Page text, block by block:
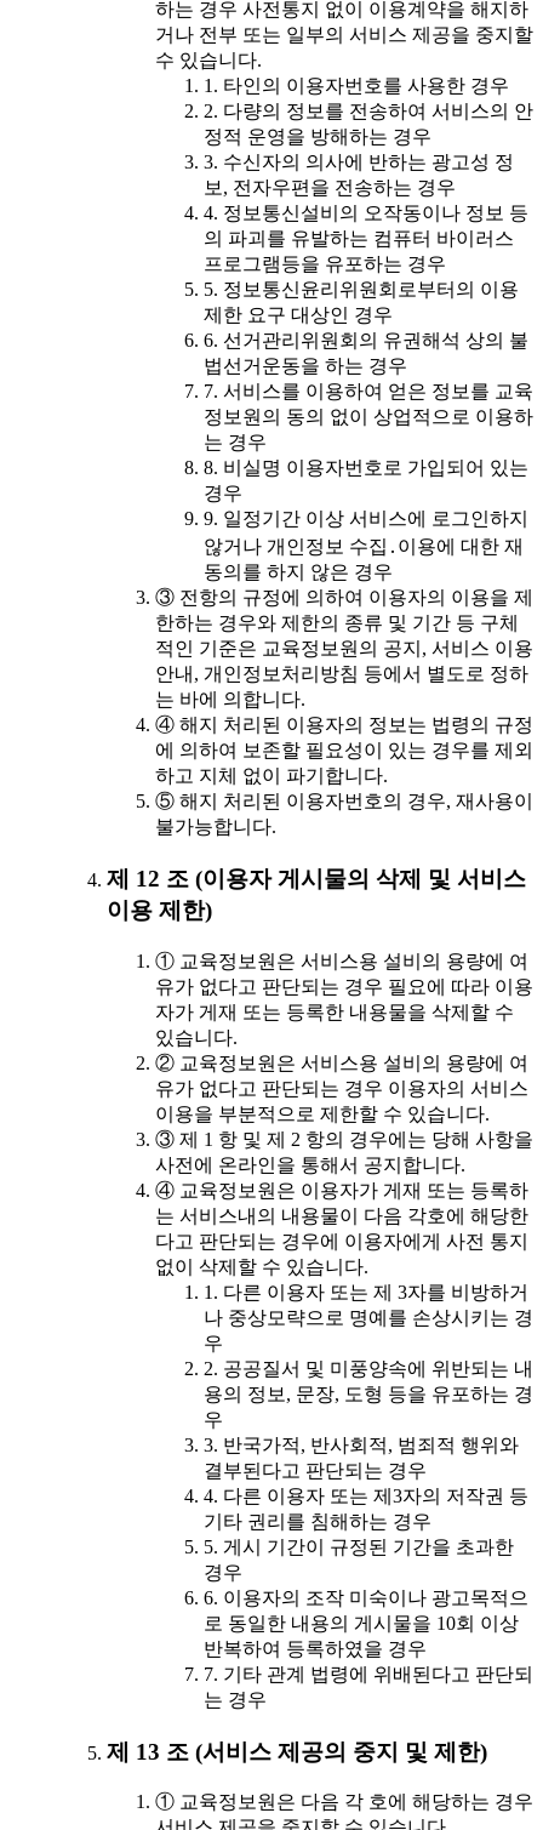
하는 경우 사전통지 없이 이용계약을 해지하
거나 전부 또는 일부의 서비스 제공을 중지할
수 있습니다.
1. 타인의 이용자번호를 사용한 경우
2. 다량의 정보를 전송하여 서비스의 안
정적 운영을 방해하는 경우
3. 수신자의 의사에 반하는 광고성 정
보, 전자우편을 전송하는 경우
4. 정보통신설비의 오작동이나 정보 등
의 파괴를 유발하는 컴퓨터 바이러스
프로그램등을 유포하는 경우
5. 정보통신윤리위원회로부터의 이용
제한 요구 대상인 경우
6. 선거관리위원회의 유권해석 상의 불
법선거운동을 하는 경우
7. 서비스를 이용하여 얻은 정보를 교육
정보원의 동의 없이 상업적으로 이용하
는 경우
8. 비실명 이용자번호로 가입되어 있는
경우
9. 일정기간 이상 서비스에 로그인하지
않거나 개인정보 수집․이용에 대한 재
동의를 하지 않은 경우
③ 전항의 규정에 의하여 이용자의 이용을 제
한하는 경우와 제한의 종류 및 기간 등 구체
적인 기준은 교육정보원의 공지, 서비스 이용
안내, 개인정보처리방침 등에서 별도로 정하
는 바에 의합니다.
④ 해지 처리된 이용자의 정보는 법령의 규정
에 의하여 보존할 필요성이 있는 경우를 제외
하고 지체 없이 파기합니다.
⑤ 해지 처리된 이용자번호의 경우, 재사용이
불가능합니다.
제 12 조 (이용자 게시물의 삭제 및 서비스
이용 제한)
① 교육정보원은 서비스용 설비의 용량에 여
유가 없다고 판단되는 경우 필요에 따라 이용
자가 게재 또는 등록한 내용물을 삭제할 수
있습니다.
② 교육정보원은 서비스용 설비의 용량에 여
유가 없다고 판단되는 경우 이용자의 서비스
이용을 부분적으로 제한할 수 있습니다.
③ 제 1 항 및 제 2 항의 경우에는 당해 사항을
사전에 온라인을 통해서 공지합니다.
④ 교육정보원은 이용자가 게재 또는 등록하
는 서비스내의 내용물이 다음 각호에 해당한
다고 판단되는 경우에 이용자에게 사전 통지
없이 삭제할 수 있습니다.
1. 다른 이용자 또는 제 3자를 비방하거
나 중상모략으로 명예를 손상시키는 경
우
2. 공공질서 및 미풍양속에 위반되는 내
용의 정보, 문장, 도형 등을 유포하는 경
우
3. 반국가적, 반사회적, 범죄적 행위와
결부된다고 판단되는 경우
4. 다른 이용자 또는 제3자의 저작권 등
기타 권리를 침해하는 경우
5. 게시 기간이 규정된 기간을 초과한
경우
6. 이용자의 조작 미숙이나 광고목적으
로 동일한 내용의 게시물을 10회 이상
반복하여 등록하였을 경우
7. 기타 관계 법령에 위배된다고 판단되
는 경우
제 13 조 (서비스 제공의 중지 및 제한)
① 교육정보원은 다음 각 호에 해당하는 경우